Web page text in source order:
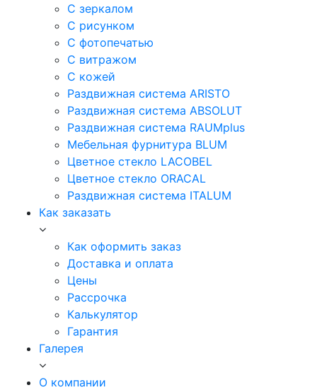
С зеркалом
С рисунком
С фотопечатью
С витражом
С кожей
Раздвижная система ARISTO
Раздвижная система ABSOLUT
Раздвижная система RAUMplus
Мебельная фурнитура BLUM
Цветное стекло LACOBEL
Цветное стекло ORACAL
Раздвижная система ITALUM
Как заказать
Как оформить заказ
Доставка и оплата
Цены
Рассрочка
Калькулятор
Гарантия
Галерея
О компании